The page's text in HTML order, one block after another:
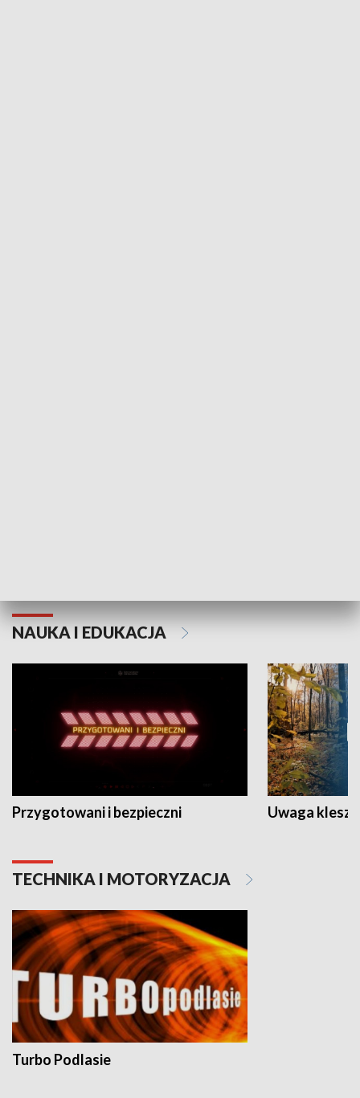
NAUKA I EDUKACJA
Przygotowani i bezpieczni Uwaga
TECHNIKA I MOTORYZACJA
Turbo Podlasie